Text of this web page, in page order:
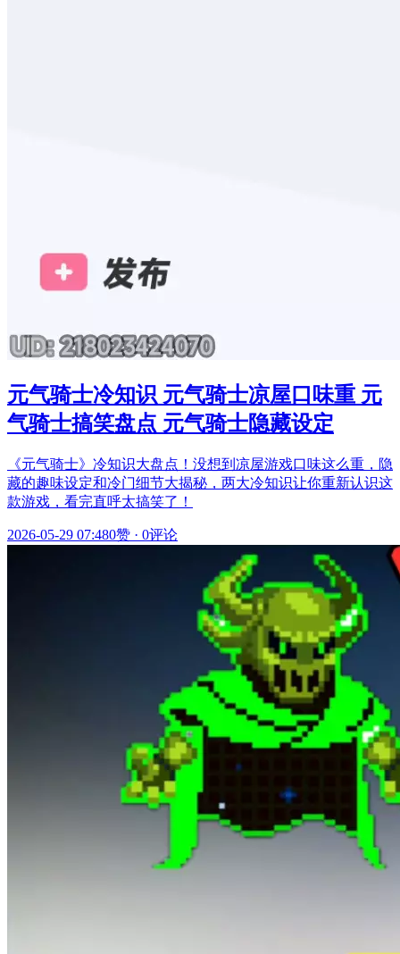
元气骑士冷知识 元气骑士凉屋口味重 元
气骑士搞笑盘点 元气骑士隐藏设定
《元气骑士》冷知识大盘点！没想到凉屋游戏口味这么重，隐
藏的趣味设定和冷门细节大揭秘，两大冷知识让你重新认识这
款游戏，看完直呼太搞笑了！
2026-05-29 07:480赞 · 0评论